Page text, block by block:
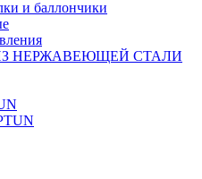
и баллончики
НЕРЖАВЕЮЩЕЙ СТАЛИ